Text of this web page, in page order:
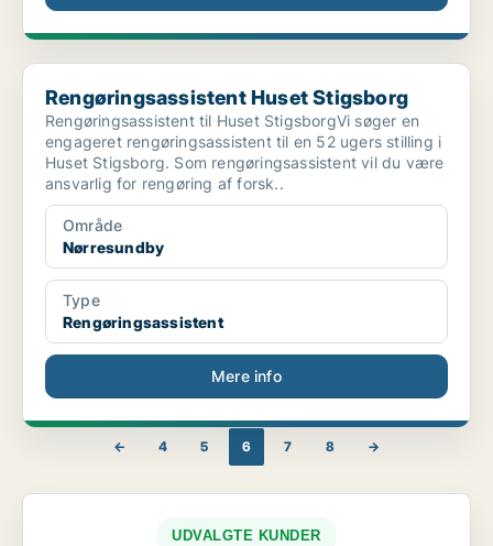
Rengøringsassistent Huset Stigsborg
Rengøringsassistent Huset Stigsborg
Rengøringsassistent til Huset StigsborgVi søger en
engageret rengøringsassistent til en 52 ugers stilling i
Huset Stigsborg. Som rengøringsassistent vil du være
ansvarlig for rengøring af forsk..
Område
Nørresundby
Type
Rengøringsassistent
Mere info
← 4 5 6 7 8 →
UDVALGTE KUNDER